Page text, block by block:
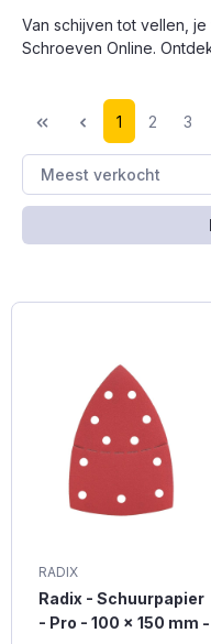
Van schijven tot vellen,
Schroeven Online.
1 2 3
RADIX
Radix - Schuurpapier
- Pro - 100 x 150 mm -